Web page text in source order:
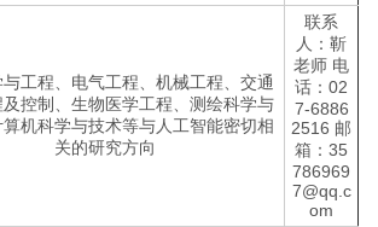
工程、电气工程、机械工程、交通
控制、生物医学工程、测绘科学与
机科学与技术等与人工智能密切相
关的研究方向
联系
人：靳
老师 电
话：02
7-6886
2516 邮
箱：35
786969
7@qq.c
om